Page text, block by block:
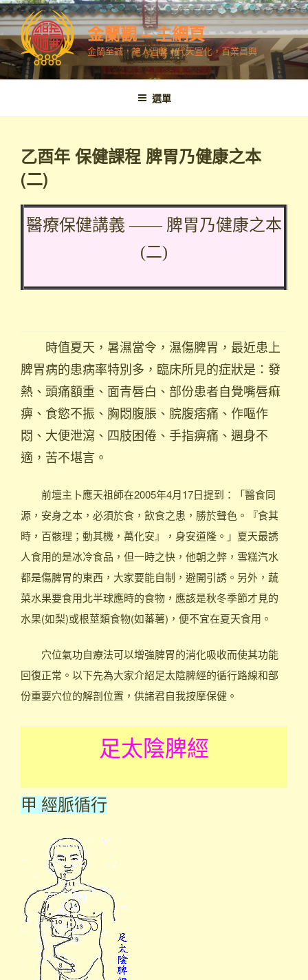
跳
至
內
容
金蘭觀 – 主網頁
金蘭至誠，神人溫馨，代天宣化，百業昌興
選單
乙酉年 保健課程 脾胃乃健康之本
(二)
醫療保健講義 —— 脾胃乃健康之本
(二)
時值夏天，暑濕當令，濕傷脾胃，最近患上
脾胃病的患病率特別多，臨床所見的症狀是：發
熱、頭痛額重、面青唇白、部份患者自覺嘴唇痲
痹、食慾不振、胸悶腹脹、脘腹痞痛、作嘔作
悶、大便泄瀉、四肢困倦、手指痹痛、週身不
適，苦不堪言。
前壇主卜應天祖師在2005年4月17日提到：「醫食同
源，安身之本，必須於食，飲食之患，勝於聲色。『食其
時，百骸理；動其機，萬化安』，身安道隆。」夏天最誘
人食用的是冰冷食品，但一時之快，他朝之弊，雪糕汽水
都是傷脾胃的東西，大家要能自制，避開引誘。另外，蔬
菜水果要食用北半球應時的食物，應該是秋冬季節才見的
水果(如梨)或根莖類食物(如蕃薯)，便不宜在夏天食用。
穴位氣功自療法可以增強脾胃的消化吸收而使其功能
回復正常。以下先為大家介紹足太陰脾經的循行路線和部
份重要穴位的解剖位置，供諸君自我按摩保健。
足太陰脾經
甲 經脈循行